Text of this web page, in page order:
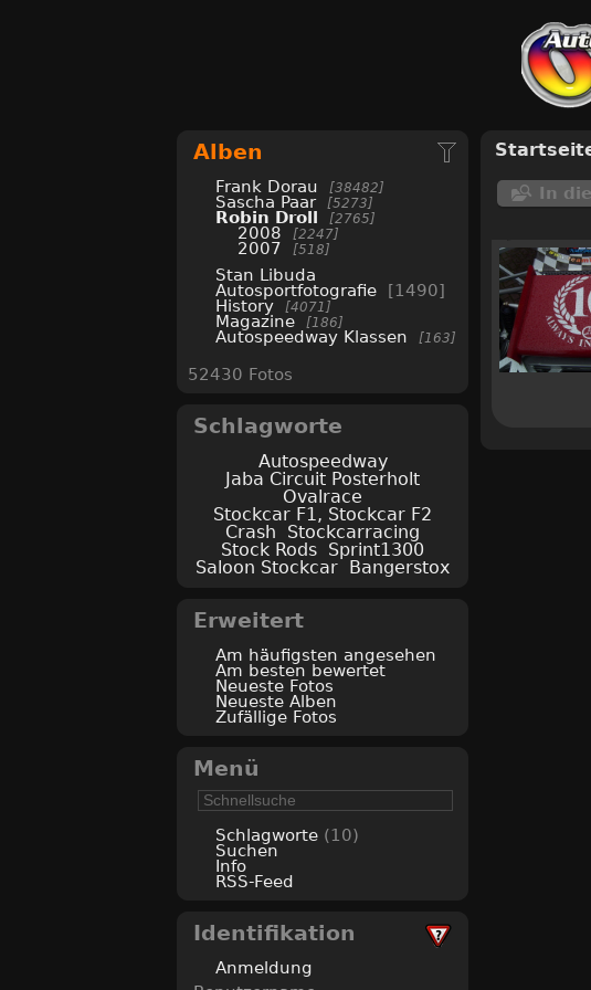
Alben
Frank Dorau 38482
Sascha Paar 5273
Robin Droll 2765
2008 2247
2007 518
Stan Libuda
Autosportfotografie
1490
History
4071
Magazine 186
Autospeedway Klassen 163
52430 Fotos
Schlagworte
Autospeedway
Jaba Circuit Posterholt
Ovalrace
Stockcar F1, Stockcar F2
Crash
Stockcarracing
Stock Rods Sprint1300
Saloon Stockcar Bangerstox
Erweitert
Am häufigsten angesehen
Am besten bewertet
Neueste Fotos
Neueste Alben
Zufällige Fotos
Menü
Schlagworte (10)
Suchen
Info
RSS-Feed
Identifikation
Anmeldung
In